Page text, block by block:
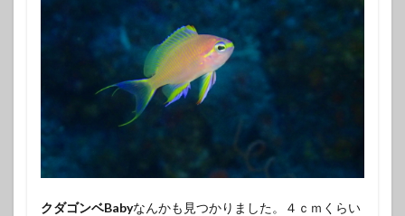
クダゴンベBabyなんかも見つかりました。４ｃｍくらい